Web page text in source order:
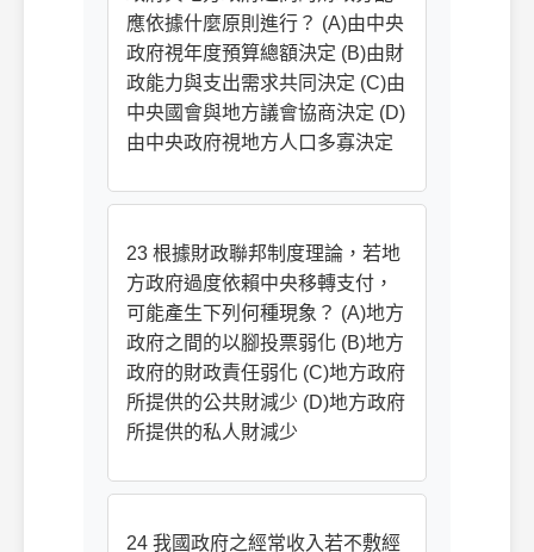
應依據什麼原則進行？ (A)由中央
政府視年度預算總額決定 (B)由財
政能力與支出需求共同決定 (C)由
中央國會與地方議會協商決定 (D)
由中央政府視地方人口多寡決定
23 根據財政聯邦制度理論，若地
方政府過度依賴中央移轉支付，
可能產生下列何種現象？ (A)地方
政府之間的以腳投票弱化 (B)地方
政府的財政責任弱化 (C)地方政府
所提供的公共財減少 (D)地方政府
所提供的私人財減少
24 我國政府之經常收入若不敷經